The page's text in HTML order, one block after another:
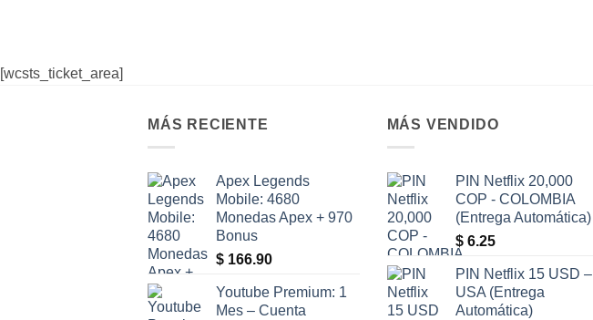
[wcsts_ticket_area]
MÁS RECIENTE
Apex Legends
Mobile: 4680
Monedas Apex + 970
Bonus
$ 166.90
Youtube Premium: 1
Mes – Cuenta
MÁS VENDIDO
PIN Netflix 20,000
COP - COLOMBIA
(Entrega Automática)
$6.25
PIN Netflix 15 USD –
USA (Entrega
Automática)